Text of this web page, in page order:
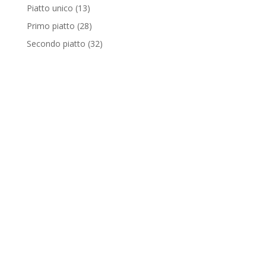
Piatto unico (13)
Primo piatto (28)
Secondo piatto (32)